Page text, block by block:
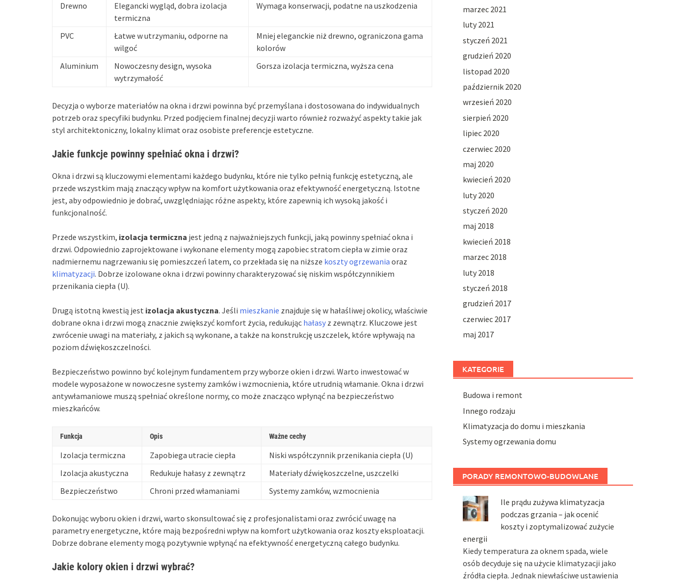
Drewno
Elegancki wygląd, dobra izolacja
termiczna
Wymaga konserwacji, podatne na uszkodzenia
PVC
Łatwe w utrzymaniu, odporne na
wilgoć
Mniej eleganckie niż drewno, ograniczona gama
kolorów
Aluminium
Nowoczesny design, wysoka
wytrzymałość
Gorsza izolacja termiczna, wyższa cena
Decyzja o wyborze materiałów na okna i drzwi powinna być przemyślana i dostosowana do indywidualnych
potrzeb oraz specyfiki budynku. Przed podjęciem finalnej decyzji warto również rozważyć aspekty takie jak
styl architektoniczny, lokalny klimat oraz osobiste preferencje estetyczne.
Jakie funkcje powinny spełniać okna i drzwi?
Okna i drzwi są kluczowymi elementami każdego budynku, które nie tylko pełnią funkcję estetyczną, ale
przede wszystkim mają znaczący wpływ na komfort użytkowania oraz efektywność energetyczną. Istotne
jest, aby odpowiednio je dobrać, uwzględniając różne aspekty, które zapewnią ich wysoką jakość i
funkcjonalność.
Przede wszystkim, izolacja termiczna jest jedną z najważniejszych funkcji, jaką powinny spełniać okna i
drzwi. Odpowiednio zaprojektowane i wykonane elementy mogą zapobiec stratom ciepła w zimie oraz
nadmiernemu nagrzewaniu się pomieszczeń latem, co przekłada się na niższe koszty ogrzewania oraz
klimatyzacji. Dobrze izolowane okna i drzwi powinny charakteryzować się niskim współczynnikiem
przenikania ciepła (U).
Drugą istotną kwestią jest izolacja akustyczna. Jeśli mieszkanie znajduje się w hałaśliwej okolicy, właściwie
dobrane okna i drzwi mogą znacznie zwiększyć komfort życia, redukując hałasy z zewnątrz. Kluczowe jest
zwrócenie uwagi na materiały, z jakich są wykonane, a także na konstrukcję uszczelek, które wpływają na
poziom dźwiękoszczelności.
Bezpieczeństwo powinno być kolejnym fundamentem przy wyborze okien i drzwi. Warto inwestować w
modele wyposażone w nowoczesne systemy zamków i wzmocnienia, które utrudnią włamanie. Okna i drzwi
antywłamaniowe muszą spełniać określone normy, co może znacząco wpłynąć na bezpieczeństwo
mieszkańców.
Funkcja Opis Ważne cechy
Izolacja termiczna Zapobiega utracie ciepła
Niski współczynnik przenikania ciepła (U)
Izolacja akustyczna
Redukuje hałasy z zewnątrz
Materiały dźwiękoszczelne, uszczelki
Bezpieczeństwo
Chroni przed włamaniami Systemy zamków, wzmocnienia
Dokonując wyboru okien i drzwi, warto skonsultować się z profesjonalistami oraz zwrócić uwagę na
parametry energetyczne, które mają bezpośredni wpływ na komfort użytkowania oraz koszty eksploatacji.
Dobrze dobrane elementy mogą pozytywnie wpłynąć na efektywność energetyczną całego budynku.
Jakie kolory okien i drzwi wybrać?
marzec 2021
luty 2021
styczeń 2021
grudzień 2020
listopad 2020
październik 2020
wrzesień 2020
sierpień 2020
lipiec 2020
czerwiec 2020
maj 2020
kwiecień 2020
luty 2020
styczeń 2020
maj 2018
kwiecień 2018
marzec 2018
luty 2018
styczeń 2018
grudzień 2017
czerwiec 2017
maj 2017
KATEGORIE
Budowa i remont
Innego rodzaju
Klimatyzacja do domu i mieszkania
Systemy ogrzewania domu
PORADY REMONTOWO-BUDOWLANE
Ile prądu zużywa klimatyzacja
podczas grzania – jak ocenić
koszty i zoptymalizować zużycie
energii
Kiedy temperatura za oknem spada, wiele
osób decyduje się na użycie klimatyzacji jako
źródła ciepła. Jednak niewłaściwe ustawienia